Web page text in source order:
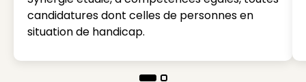
candidatures dont celles de personnes en
situation de handicap.